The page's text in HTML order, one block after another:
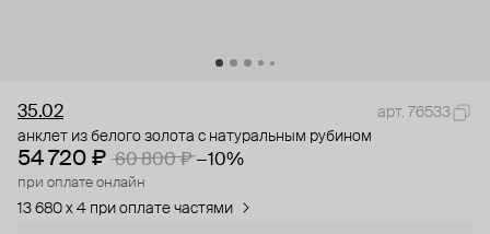
35.02
арт. 76533
анклет из белого золота с натуральным рубином
54 720 ₽ 60 800 ₽ −10%
при оплате онлайн
13 680 x 4 при оплате частями